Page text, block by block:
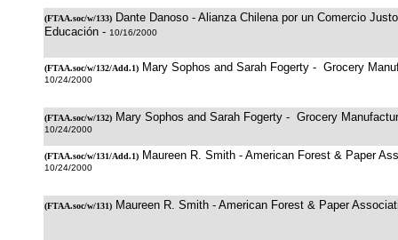
(FTAA.soc/w/133) Dante Danoso - Alianza Chilena por un Comercio
Educación - 10/16/2000
(FTAA.soc/w/132/Add.1) Mary Sophos and Sarah Fogerty - Grocery
10/24/2000
(FTAA.soc/w/132) Mary Sophos and Sarah Fogerty - Grocery
10/24/2000
(FTAA.soc/w/131/Add.1) Maureen R. Smith - American Forest & Paper
10/24/2000
(FTAA.soc/w/131) Maureen R. Smith - American Forest & Paper